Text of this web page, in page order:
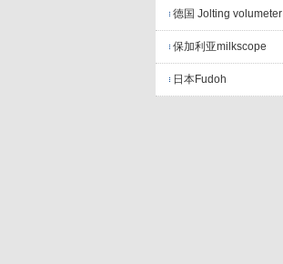
德国 Jolting volumeter
保加利亚milkscope
日本Fudoh